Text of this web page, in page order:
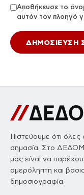
Αποθήκευσε το
αυτόν τον πλοηγό
Πιστεύουμε ότι
σημασία. Στο
μας είναι να
αμερόληπτη και
δημοσιογραφία.